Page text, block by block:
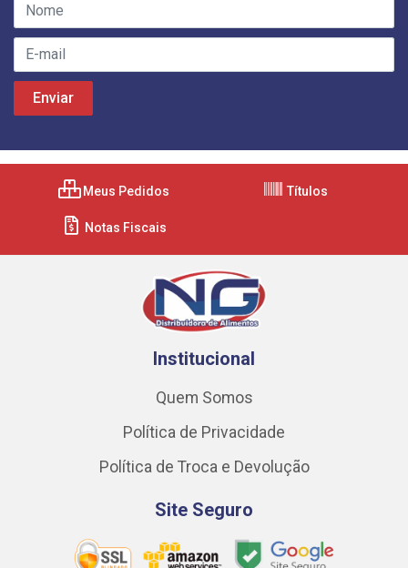
Meus Pedidos Títulos
Notas Fiscais
Institucional
Quem Somos
Política de Privacidade
Política de Troca e Devolução
Site Seguro